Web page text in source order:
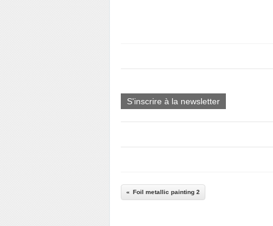
S'inscrire à la newsletter
Foil metallic painting 2